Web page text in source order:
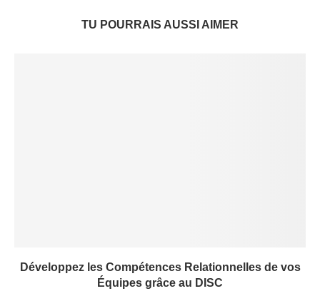
TU POURRAIS AUSSI AIMER
Développez les Compétences Relationnelles de vos
Équipes grâce au DISC